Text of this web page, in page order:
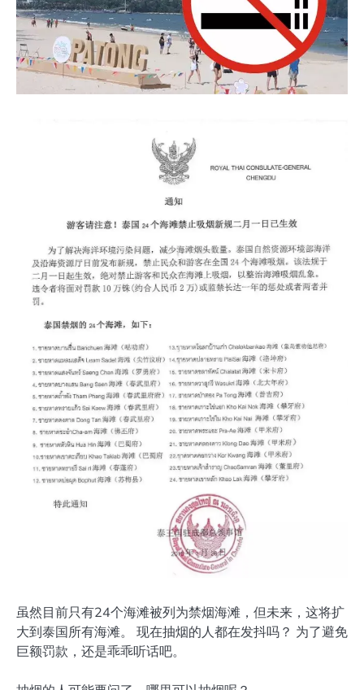
虽然目前只有24个海滩被列为禁烟海滩，但未来，这将扩
大到泰国所有海滩。 现在抽烟的人都在发抖吗？ 为了避免
巨额罚款，还是乖乖听话吧。